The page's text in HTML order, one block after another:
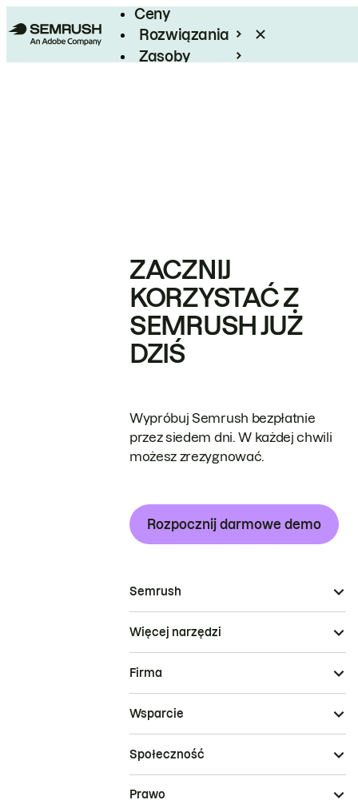
Ceny
Rozwiązania
Zasoby
ZACZNIJ
KORZYSTAĆ Z
SEMRUSH JUŻ
DZIŚ
Wypróbuj Semrush bezpłatnie
przez siedem dni. W każdej chwili
możesz zrezygnować.
Rozpocznij darmowe demo
Semrush
Więcej narzędzi
Firma
Wsparcie
Społeczność
Prawo